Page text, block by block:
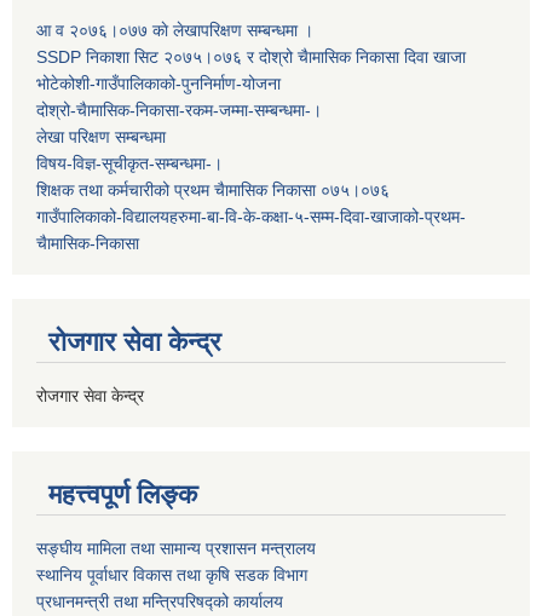
आ व २०७६।०७७ काे लेखापरिक्षण सम्बन्धमा ।
SSDP निकाशा सिट २०७५।०७६ र दोश्रो चैामासिक निकासा दिवा खाजा
भोटेकोशी-गाउँपालिकाको-पुननिर्माण-योजना
दोश्रो-चैामासिक-निकासा-रकम-जम्मा-सम्बन्धमा-।
लेखा परिक्षण सम्बन्धमा
विषय-विज्ञ-सूचीकृत-सम्बन्धमा-।
शिक्षक तथा कर्मचारीको प्रथम च‌ैामासिक निकासा ०७५।०७६
गाउँपालिकाको-विद्यालयहरुमा-बा-वि-के-कक्षा-५-सम्म-दिवा-खाजाको-प्रथम-
चैामासिक-निकासा
रोजगार सेवा केन्द्र
रोजगार सेवा केन्द्र
महत्त्वपूर्ण लिङ्क
सङ्घीय मामिला तथा सामान्य प्रशासन मन्त्रालय
स्थानिय पूर्वाधार विकास तथा कृषि सडक विभाग
प्रधानमन्त्री तथा मन्त्रिपरिषद्को कार्यालय